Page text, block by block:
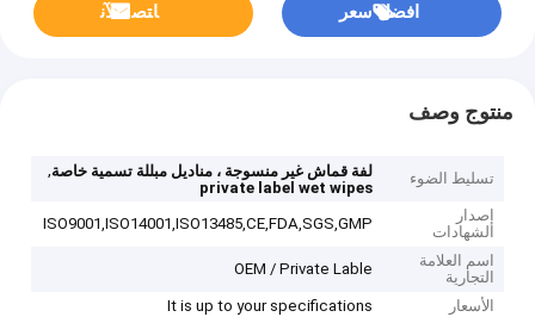
افضل سعر ﺎﺘﺼﻟ ﺍﻶﻧ
منتوج وصف
تسليط الضوء لفة قماش غير منسوجة ، مناديل مبللة تسمية خاصة,
private label wet wipes
إصدار
الشهادات
ISO9001,ISO14001,ISO13485,CE,FDA,SGS,GMP
اسم العلامة
التجارية
OEM / Private Lable
الأسعار
It is up to your specifications